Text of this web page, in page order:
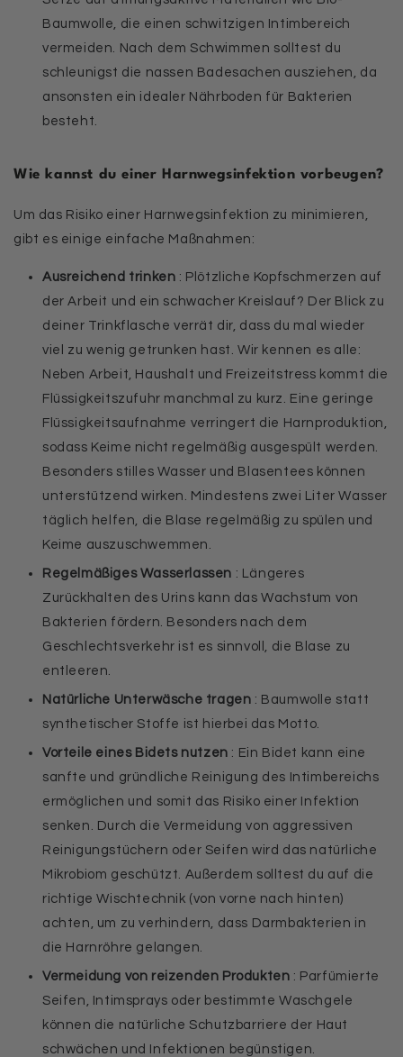
Baumwolle, die einen schwitzigen Intimbereich
vermeiden. Nach dem Schwimmen solltest du
schleunigst die nassen Badesachen ausziehen, da
ansonsten ein idealer Nährboden für Bakterien
besteht.
Wie kannst du einer Harnwegsinfektion vorbeugen?
Um das Risiko einer Harnwegsinfektion zu minimieren,
gibt es einige einfache Maßnahmen:
Ausreichend trinken : Plötzliche Kopfschmerzen auf
der Arbeit und ein schwacher Kreislauf? Der Blick zu
deiner Trinkflasche verrät dir, dass du mal wieder
viel zu wenig getrunken hast. Wir kennen es alle:
Neben Arbeit, Haushalt und Freizeitstress kommt die
Flüssigkeitszufuhr manchmal zu kurz. Eine geringe
Flüssigkeitsaufnahme verringert die Harnproduktion,
sodass Keime nicht regelmäßig ausgespült werden.
Besonders stilles Wasser und Blasentees können
unterstützend wirken. Mindestens zwei Liter Wasser
täglich helfen, die Blase regelmäßig zu spülen und
Keime auszuschwemmen.
Regelmäßiges Wasserlassen : Längeres
Zurückhalten des Urins kann das Wachstum von
Bakterien fördern. Besonders nach dem
Geschlechtsverkehr ist es sinnvoll, die Blase zu
entleeren.
Natürliche Unterwäsche tragen : Baumwolle statt
synthetischer Stoffe ist hierbei das Motto.
Vorteile eines Bidets nutzen : Ein Bidet kann eine
sanfte und gründliche Reinigung des Intimbereichs
ermöglichen und somit das Risiko einer Infektion
senken. Durch die Vermeidung von aggressiven
Reinigungstüchern oder Seifen wird das natürliche
Mikrobiom geschützt. Außerdem solltest du auf die
richtige Wischtechnik (von vorne nach hinten)
achten, um zu verhindern, dass Darmbakterien in
die Harnröhre gelangen.
Vermeidung von reizenden Produkten : Parfümierte
Seifen, Intimsprays oder bestimmte Waschgele
können die natürliche Schutzbarriere der Haut
schwächen und Infektionen begünstigen.